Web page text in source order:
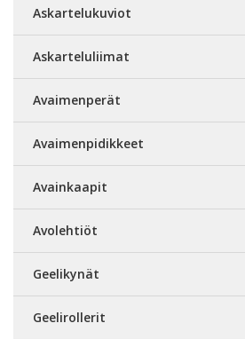
Askartelukuviot
Askarteluliimat
Avaimenperät
Avaimenpidikkeet
Avainkaapit
Avolehtiöt
Geelikynät
Geelirollerit